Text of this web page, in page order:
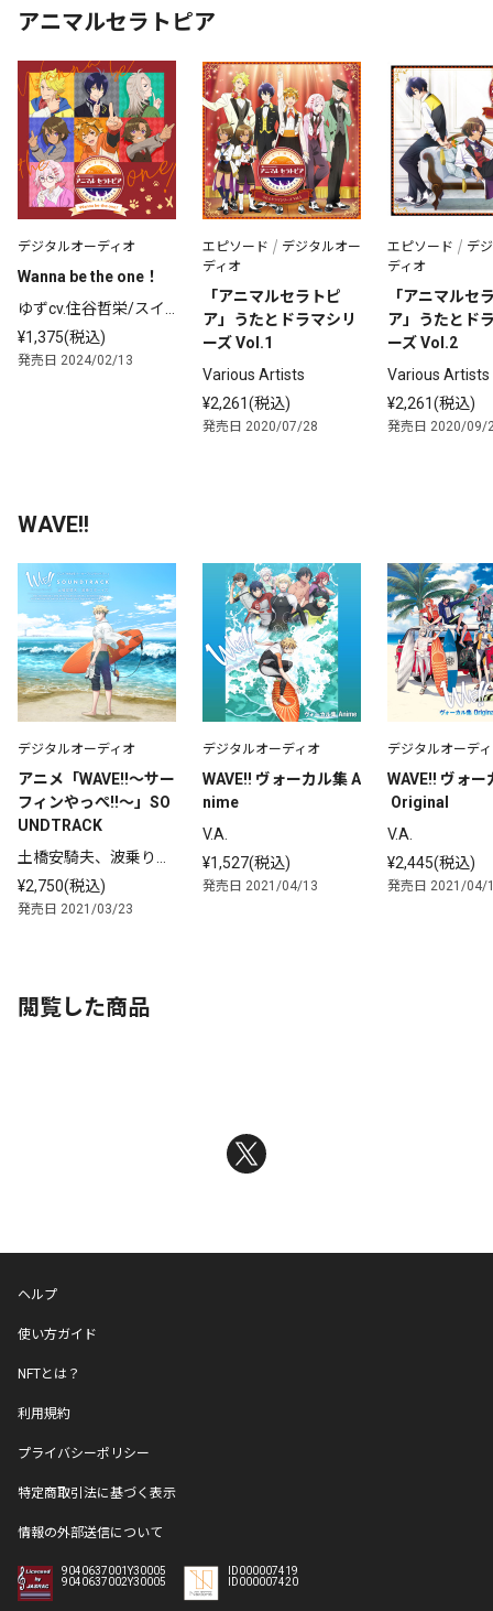
アニマルセラトピア
デジタルオーディオ
Wanna be the one！
ゆずcv.住谷哲栄/スイ
ートオリーブcv.土岐隼
一/ジンジャーcv.羽多
¥1,375(税込)
発売日 2024/02/13
エピソード
デジタルオー
ディオ
「アニマルセラトピ
ア」うたとドラマシリ
ーズ Vol.1
Various Artists
¥2,261(税込)
発売日 2020/07/28
エピソード
デ
ディオ
「アニマルセ
ア」うたとド
ーズ Vol.2
Various Artists
¥2,261(税込)
発売日 2020/09/
WAVE!!
デジタルオーディオ
アニメ「WAVE!!～サー
フィンやっぺ!!～」SO
UNDTRACK
土橋安騎夫、波乗りボ
ーイズ
¥2,750(税込)
発売日 2021/03/23
デジタルオーディオ
WAVE!! ヴォーカル集 A
nime
V.A.
¥1,527(税込)
発売日 2021/04/13
デジタルオーデ
WAVE!! ヴォー
Original
V.A.
¥2,445(税込)
発売日 2021/04/
閲覧した商品
ヘルプ
使い方ガイド
NFTとは？
利用規約
プライバシーポリシー
特定商取引法に基づく表示
情報の外部送信について
9040637001Y30005
9040637002Y30005
ID000007419
ID000007420